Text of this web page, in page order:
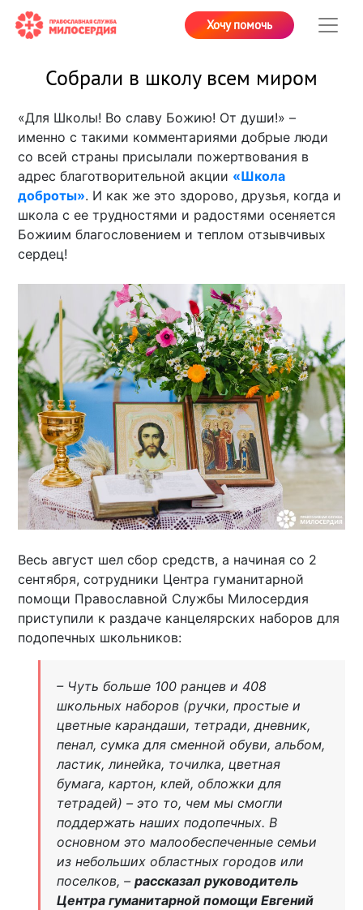
Хочу помочь
Собрали в школу всем миром
«Для Школы! Во славу Божию! От души!» –
именно с такими комментариями добрые люди
со всей страны присылали пожертвования в
адрес благотворительной акции «Школа
доброты». И как же это здорово, друзья, когда и
школа с ее трудностями и радостями осеняется
Божиим благословением и теплом отзывчивых
сердец!
Весь август шел сбор средств, а начиная со 2
сентября, сотрудники Центра гуманитарной
помощи Православной Службы Милосердия
приступили к раздаче канцелярских наборов для
подопечных школьников:
– Чуть больше 100 ранцев и 408
школьных наборов (ручки, простые и
цветные карандаши, тетради, дневник,
пенал, сумка для сменной обуви, альбом,
ластик, линейка, точилка, цветная
бумага, картон, клей, обложки для
тетрадей) – это то, чем мы смогли
поддержать наших подопечных. В
основном это малообеспеченные семьи
из небольших областных городов или
поселков, – рассказал руководитель
Центра гуманитарной помощи Евгений